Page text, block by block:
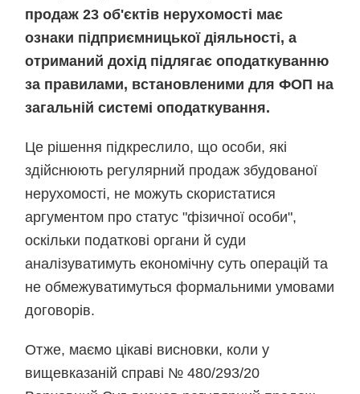
продаж 23 об'єктів нерухомості має
ознаки підприємницької діяльності, а
отриманий дохід підлягає оподаткуванню
за правилами, встановленими для ФОП на
загальній системі оподаткування.
Це рішення підкреслило, що особи, які
здійснюють регулярний продаж збудованої
нерухомості, не можуть скористатися
аргументом про статус "фізичної особи",
оскільки податкові органи й суди
аналізуватимуть економічну суть операцій та
не обмежуватимуться формальними умовами
договорів.
Отже, маємо цікаві висновки, коли у
вищевказаній справі № 480/293/20